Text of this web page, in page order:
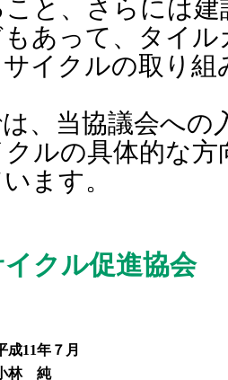
と、さらには
あって、タイ
イクルの取り
、当協議会への
ルの具体的な
ます。
イクル促進協会
成11年７月
林 純